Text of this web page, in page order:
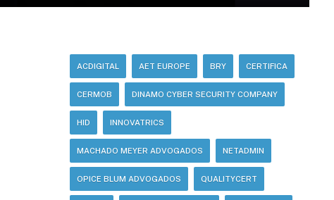
ACDIGITAL AET EUROPE BRY CERTIFICA
CERMOB DINAMO CYBER SECURITY COMPANY
HID INNOVATRICS
MACHADO MEYER ADVOGADOS NETADMIN
OPICE BLUM ADVOGADOS QUALITYCERT